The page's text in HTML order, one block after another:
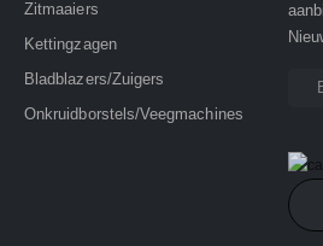
Zitmaaiers
Kettingzagen
Bladblazers/Zuigers
Onkruidborstels/Veegmachines